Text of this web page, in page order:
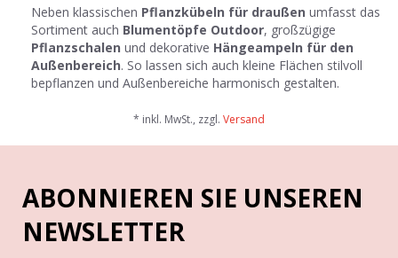
Neben klassischen Pflanzkübeln für draußen umfasst das
Sortiment auch Blumentöpfe Outdoor, großzügige
Pflanzschalen und dekorative Hängeampeln für den
Außenbereich. So lassen sich auch kleine Flächen stilvoll
bepflanzen und Außenbereiche harmonisch gestalten.
* inkl. MwSt., zzgl. Versand
ABONNIEREN SIE UNSEREN
NEWSLETTER